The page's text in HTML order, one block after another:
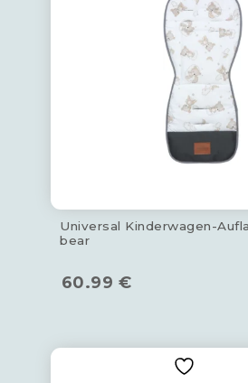
Universal Kinderwagen-
bear
60.99 €